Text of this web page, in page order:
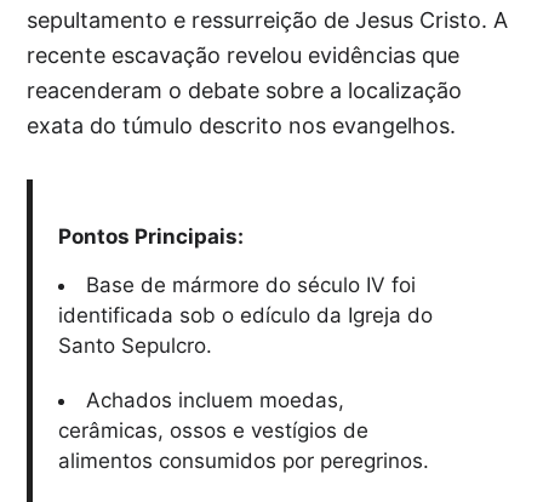
sepultamento e ressurreição de Jesus Cristo. A
recente escavação revelou evidências que
reacenderam o debate sobre a localização
exata do túmulo descrito nos evangelhos.
Pontos Principais:
Base de mármore do século IV foi
identificada sob o edículo da Igreja do
Santo Sepulcro.
Achados incluem moedas,
cerâmicas, ossos e vestígios de
alimentos consumidos por peregrinos.